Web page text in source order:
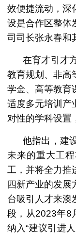
效便捷流动，深
设是合作区整体
司司长张永春和
在育才引才
教育规划、非高
学金、高等教育
适度多元培训产
对性的学科设置
他指出，建
未来的重大工
工，并将全力推
四新产业的发展
台吸引人才来澳
段，从2023年8
纳入“建议引进